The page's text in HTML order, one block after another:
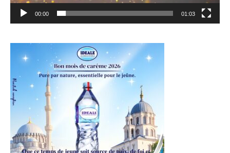
00:00 01:03